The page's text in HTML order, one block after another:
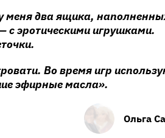
меня два ящика,
эротическими игрушками.
Во время игр
эфирные масла».
Ольга